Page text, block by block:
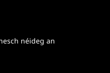
néideg an